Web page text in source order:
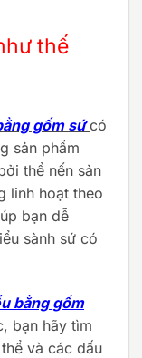
thế
gốm sứ có
sản phẩm
thể nến sản
linh hoạt theo
bạn dễ
sành sứ có
bằng gốm
bạn hãy tìm
và các dấu